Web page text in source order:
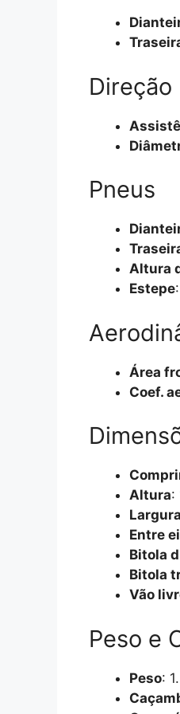
Direção
Pneus
Altura
Estepe
Área
Coef.
Altura:
Largura
Entre
Bitola
Bitola
Vão
Peso e
Peso: